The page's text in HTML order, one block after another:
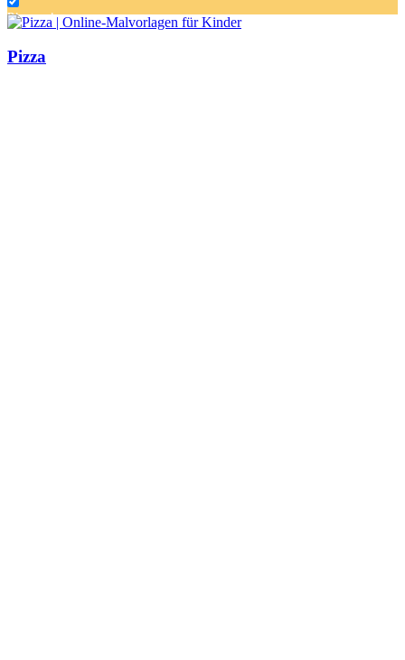
Dinosaurier
Pizza